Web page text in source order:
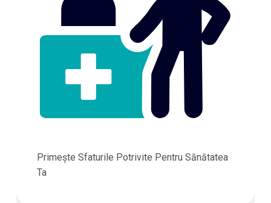
Primește Sfaturile Potrivite Pentru Sănătatea
Ta